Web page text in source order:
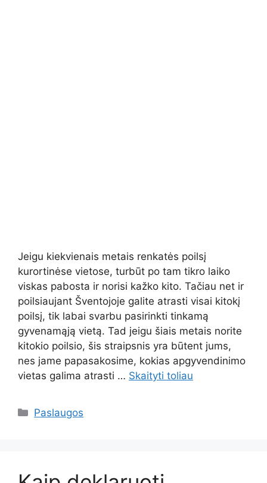
Jeigu kiekvienais metais renkatės poilsį
kurortinėse vietose, turbūt po tam tikro laiko
viskas pabosta ir norisi kažko kito. Tačiau net ir
poilsiaujant Šventojoje galite atrasti visai kitokį
poilsį, tik labai svarbu pasirinkti tinkamą
gyvenamąją vietą. Tad jeigu šiais metais norite
kitokio poilsio, šis straipsnis yra būtent jums,
nes jame papasakosime, kokias apgyvendinimo
vietas galima atrasti … Skaityti toliau
Kategorijos
Paslaugos